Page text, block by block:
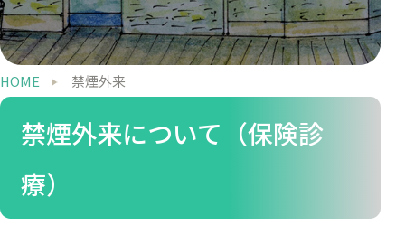
HOME 禁煙外来
禁煙外来について（保険診
療）